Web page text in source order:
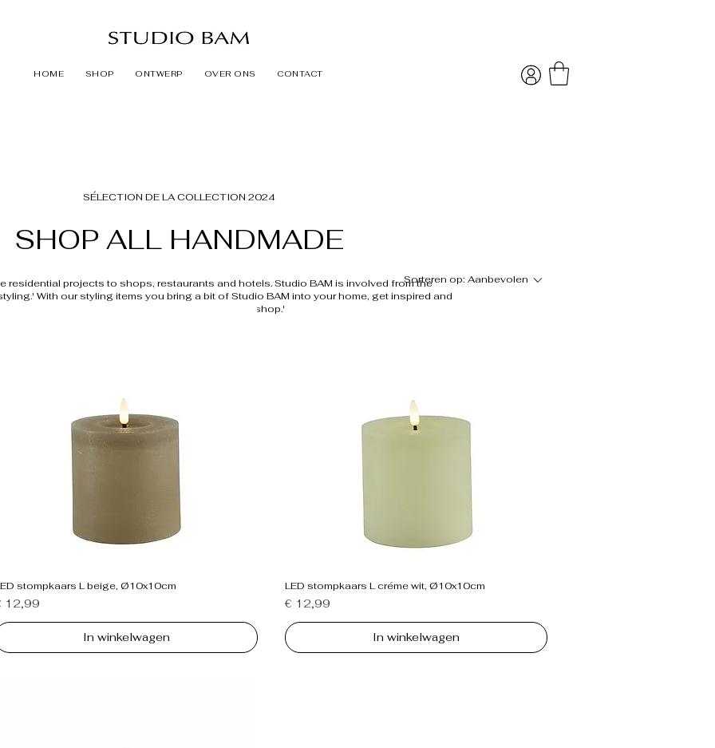
HOME SHOP ONTWERP OVER ONS CONTACT
SÉLECTION DE LA COLLECTION 2024
SHOP ALL HANDMADE
residential projects to shops, restaurants and hotels. Studio BAM is involved from the
With our styling items you bring a bit of Studio BAM into your home, get inspired and
choose your own unique item in our shop.'
Sorteren op: Aanbevolen
stompkaars L beige, Ø10x10cm
12,99
In winkelwagen
LED stompkaars L créme wit, Ø10x10cm
Prijs
€ 12,99
In winkelwagen